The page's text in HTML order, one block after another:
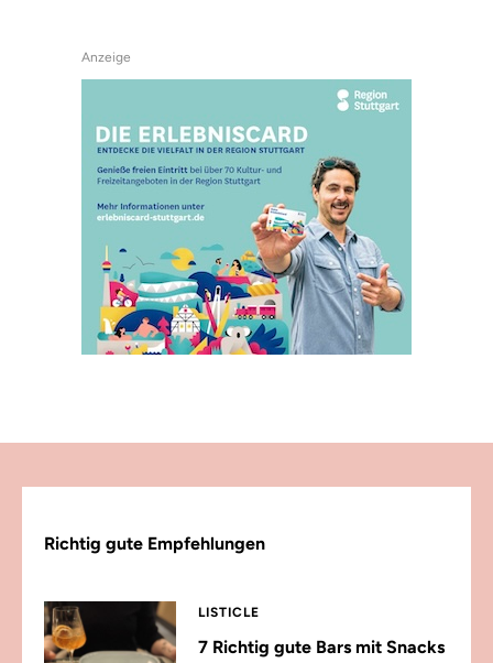
Anzeige
Richtig gute Empfehlungen
LISTICLE
7 Richtig gute Bars mit Snacks